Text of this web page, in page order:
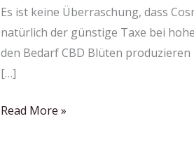
Es ist keine Überraschung, dass
natürlich der günstige Taxe bei
den Bedarf CBD Blüten
[…]
&
Test3
Der
Produkte
2024
Read More »